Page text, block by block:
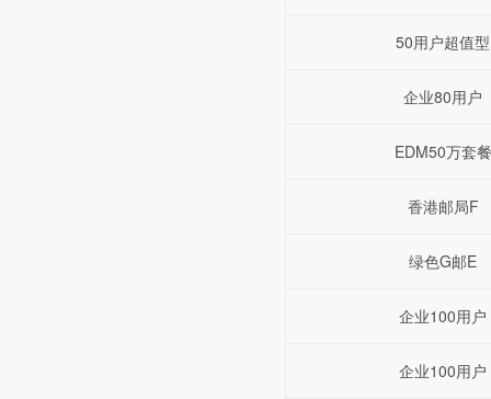
50用户超值型
企业80用户
EDM50万套餐
香港邮局F
绿色G邮E
企业100用户
企业100用户